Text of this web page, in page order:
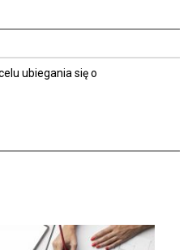
ubiegania się o